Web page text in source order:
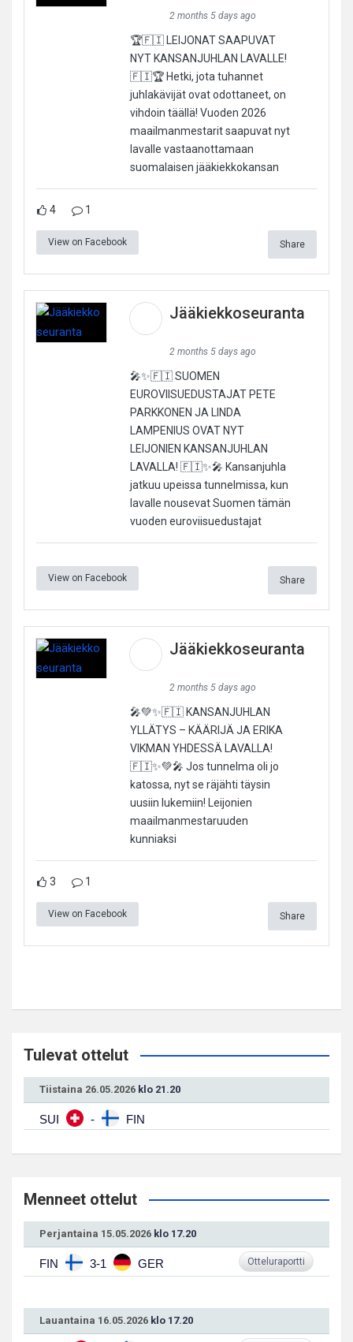
2 months 5 days ago
🏆🇫🇮 LEIJONAT SAAPUVAT
NYT KANSANJUHLAN LAVALLE!
🇫🇮🏆 Hetki, jota tuhannet
juhlakävijät ovat odottaneet, on
vihdoin täällä! Vuoden 2026
maailmanmestarit saapuvat nyt
lavalle vastaanottamaan
suomalaisen jääkiekkokansan
4 1
View on Facebook Share
Jääkiekkoseuranta
2 months 5 days ago
🎤✨🇫🇮 SUOMEN
EUROVIISUEDUSTAJAT PETE
PARKKONEN JA LINDA
LAMPENIUS OVAT NYT
LEIJONIEN KANSANJUHLAN
LAVALLA! 🇫🇮✨🎤 Kansanjuhla
jatkuu upeissa tunnelmissa, kun
lavalle nousevat Suomen tämän
vuoden euroviisuedustajat
View on Facebook Share
Jääkiekkoseuranta
2 months 5 days ago
🎤💚✨🇫🇮 KANSANJUHLAN
YLLÄTYS – KÄÄRIJÄ JA ERIKA
VIKMAN YHDESSÄ LAVALLA!
🇫🇮✨💚🎤 Jos tunnelma oli jo
katossa, nyt se räjähti täysin
uusiin lukemiin! Leijonien
maailmanmestaruuden
kunniaksi
3 1
View on Facebook Share
Tulevat ottelut
Tiistaina 26.05.2026 klo 21.20
SUI - FIN
Menneet ottelut
Perjantaina 15.05.2026 klo 17.20
FIN 3-1 GER Otteluraportti
Lauantaina 16.05.2026 klo 17.20